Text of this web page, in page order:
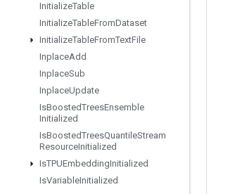
InitializeTable
InitializeTableFromDataset
InitializeTableFromTextFile
InplaceAdd
InplaceSub
InplaceUpdate
IsBoostedTreesEnsemble
Initialized
IsBoostedTreesQuantileStream
ResourceInitialized
IsTPUEmbeddingInitialized
IsVariableInitialized